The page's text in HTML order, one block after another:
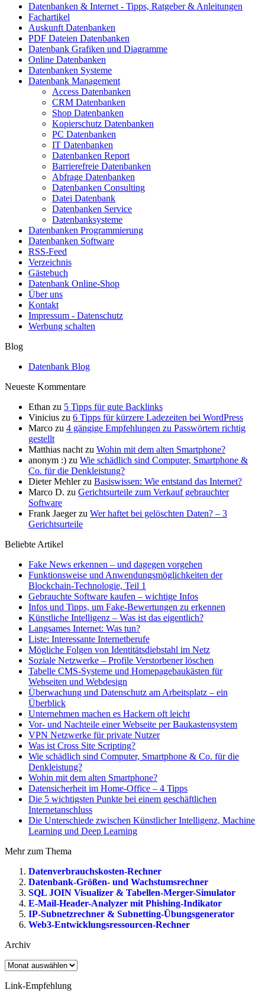
Datenbanken & Internet - Tipps, Ratgeber & Anleitungen
Fachartikel
Auskunft Datenbanken
PDF Dateien Datenbanken
Datenbank Grafiken und Diagramme
Online Datenbanken
Datenbanken Systeme
Datenbank Management
Access Datenbanken
CRM Datenbanken
Shop Datenbanken
Kopierschutz Datenbanken
PC Datenbanken
IT Datenbanken
Datenbanken Report
Barrierefreie Datenbanken
Abfrage Datenbanken
Datenbanken Consulting
Datei Datenbank
Datenbanken Service
Datenbanksysteme
Datenbanken Programmierung
Datenbanken Software
RSS-Feed
Verzeichnis
Gästebuch
Datenbank Online-Shop
Über uns
Kontakt
Impressum - Datenschutz
Werbung schalten
Blog
Datenbank Blog
Neueste Kommentare
Ethan zu 5 Tipps für gute Backlinks
Vinicius zu 6 Tipps für kürzere Ladezeiten bei WordPress
Marco zu 4 gängige Empfehlungen zu Passwörtern richtig
gestellt
Matthias nacht zu Wohin mit dem alten Smartphone?
anonym :) zu Wie schädlich sind Computer, Smartphone &
Co. für die Denkleistung?
Dieter Mehlerzu Basiswissen: Wie entstand das Internet?
Marco D. zu Gerichtsurteile zum Verkauf gebrauchter
Software
Frank Jaegerzu Wer haftet bei gelöschten Daten? – 3
Gerichtsurteile
Beliebte Artikel
Fake News erkennen – und dagegen vorgehen
Funktionsweise und Anwendungsmöglichkeiten der
Blockchain-Technologie, Teil 1
Gebrauchte Software kaufen – wichtige Infos
Infos und Tipps, um Fake-Bewertungen zu erkennen
Künstliche Intelligenz – Was ist das eigentlich?
Langsames Internet: Was tun?
Liste: Interessante Internetberufe
Mögliche Folgen von Identitätsdiebstahl im Netz
Soziale Netzwerke – Profile Verstorbener löschen
Tabelle CMS-Systeme und Homepagebaukästen für
Webseiten und Webdesign
Überwachung und Datenschutz am Arbeitsplatz – ein
Überblick
Unternehmen machen es Hackern oft leicht
Vor- und Nachteile einer Webseite per Baukastensystem
VPN Netzwerke für private Nutzer
Was ist Cross Site Scripting?
Wie schädlich sind Computer, Smartphone & Co. für die
Denkleistung?
Wohin mit dem alten Smartphone?
Datensicherheit im Home-Office – 4 Tipps
Die 5 wichtigsten Punkte bei einem geschäftlichen
Internetanschluss
Die Unterschiede zwischen Künstlicher Intelligenz, Machine
Learning und Deep Learning
Mehr zum Thema
Datenverbrauchskosten-Rechner
Datenbank-Größen- und Wachstumsrechner
SQL JOIN Visualizer & Tabellen-Merger-Simulator
E-Mail-Header-Analyzer mit Phishing-Indikator
IP-Subnetzrechner & Subnetting-Übungsgenerator
Web3-Entwicklungsressourcen-Rechner
Archiv
Archiv
Link-Empfehlung